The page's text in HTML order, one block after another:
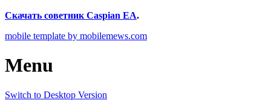
Скачать советник Caspian EA.
mobile template by mobilemews.com
Menu
Switch to Desktop Version